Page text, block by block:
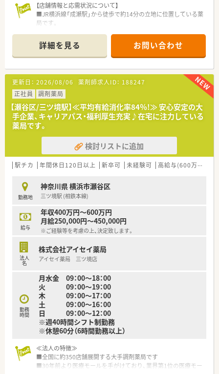
的にサポートします。
【店舗情報と応需状況について】
■JR横浜線「成瀬駅」から徒歩で約14分の立地に位置している薬
局です。
は約20～30枚です。
■薬剤師は常勤1名とパート10名が在籍しており、事務員3名と
共に業務を行っています。
【勤務実態について】
■年間休日は123日となっており、しっかり働きしっかり休むメ
リハリのある環境です。
■有給休暇の初年度付与日数は10日で、全体の消化率は約70%
と高い水準を維持しています。
■在宅専門店舗のため、平均残業時間は月あたり約20時間程度
となっています。
【想定される業務内容】
■個人宅の患者様（約196名）への服薬指導や薬剤管理といった
居宅療養管理指導を行います。
スを提供します。
■無菌調剤室を完備しており、高カロリー輸液やモルヒネ注射の
調製業務も担当します。
【こんな方にオススメ】
■在宅医療に専門的に携わり、地域の患者様の療養生活を深く支
援したい方におすすめです。
たい方に最適です。
■自動車運転免許は必須であり、運転業務を含めてフットワーク
詳細を見る お問い合わせ
更新日： 2026/08/06 薬剤師求人ID： 188247
正社員
調剤薬局
【瀬谷区/三ツ境駅】≪平均有給消化率84％!≫ 安心安定の大
手企業、キャリアパス・福利厚生充実♪在宅に注力している
薬局です。
検討リストに追加
駅チカ 年間休日120日以上 新卒可 未経験可 高給与(600万円以上)
勤務地
神奈川県 横浜市瀬谷区
三ツ境駅 (相鉄本線)
給与
年収400万円～600万円
月給250,000円～450,000円
※ご経験等を考慮の上、決定致します。
法人
名
株式会社アイセイ薬局
アイセイ薬局 三ツ境店
勤務
時間
月水金 09：00～18：00
火 09：00～19：00
木 09：00～17：00
土 09：00～16：00
日 09：00～12：00
※週40時間シフト制勤務
※休憩60分（6時間勤務以上）
≪法人の特徴≫
■全国に約350店舗展開する大手調剤薬局です
■30年前より医療モールを手がけており、業界第1位の医療モー